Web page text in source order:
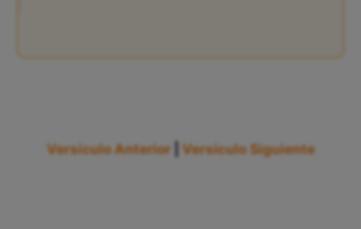
Versículo Anterior Versículo Siguiente